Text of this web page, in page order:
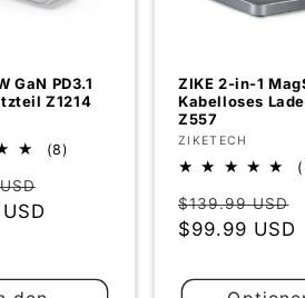
GaN PD3.1
Z1214
(8)
ZIKE 2-in-1
Kabelloses
Z557
Anbieter:
ZIKETECH
Normaler
Preis
$139.99 USD
$99.99 USD